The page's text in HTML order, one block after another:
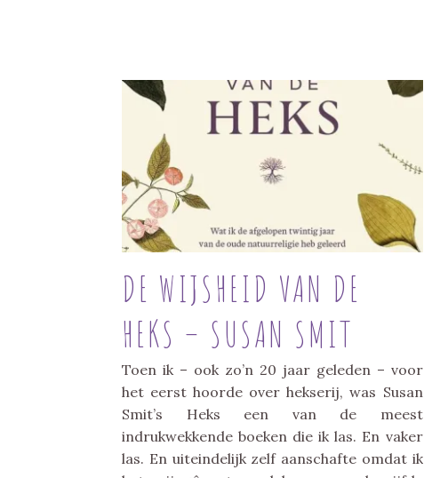
DE WIJSHEID VAN DE
HEKS – SUSAN SMIT
Toen ik – ook zo’n 20 jaar geleden – voor
het eerst hoorde over hekserij, was Susan
Smit’s Heks een van de meest
indrukwekkende boeken die ik las. En vaker
las. En uiteindelijk zelf aanschafte omdat ik